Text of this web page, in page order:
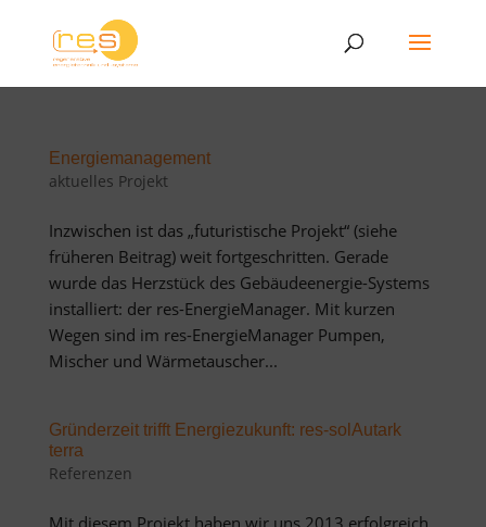
Energiemanagement
aktuelles Projekt
Inzwischen ist das „futuristische Projekt“ (siehe
früheren Beitrag) weit fortgeschritten. Gerade
wurde das Herzstück des Gebäudeenergie-Systems
installiert: der res-EnergieManager. Mit kurzen
Wegen sind im res-EnergieManager Pumpen,
Mischer und Wärmetauscher...
Gründerzeit trifft Energiezukunft: res-solAutark
terra
Referenzen
Mit diesem Projekt haben wir uns 2013 erfolgreich